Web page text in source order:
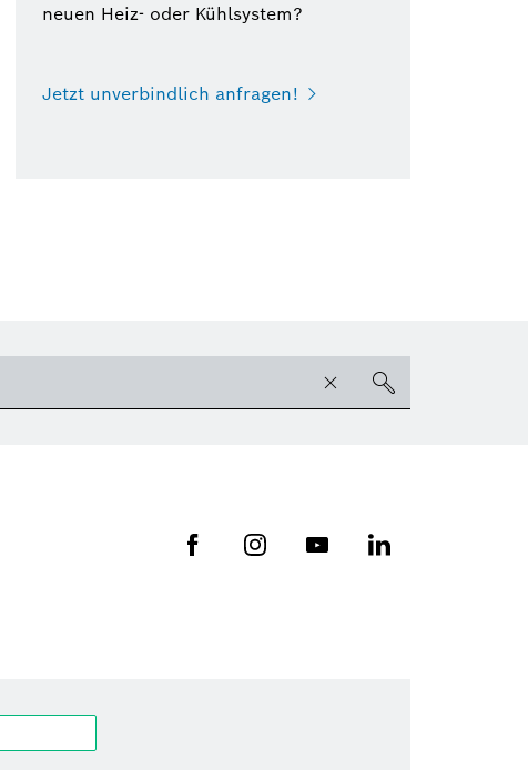
neuen Heiz- oder Kühlsystem?
Jetzt unverbindlich anfragen!